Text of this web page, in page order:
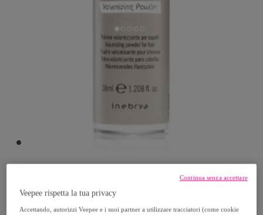
Inebrya
Veepee rispetta la tua privacy
Accettando, autorizzi Veepee e i suoi partner a utilizzare tracciatori (come cookie
Continua senza accettare